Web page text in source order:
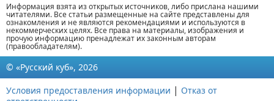
Информация взята из открытых источников, либо прислана нашими
читателями. Все статьи размещенные на сайте представлены для
ознакомления и не являются рекомендациями и используются в
некоммерческих целях. Все права на материалы, изображения и
прочую информацию пренадлежат их законным авторам
(правообладателям).
© «Русский куб», 2026
Условия предоставления информации | Отказ от